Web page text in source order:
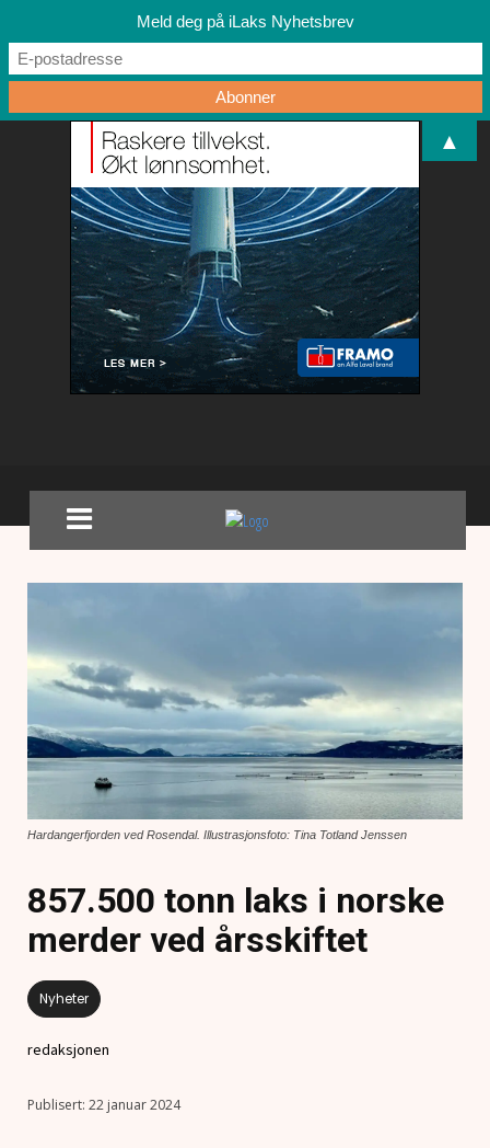
Hardangerfjorden ved Rosendal. Illustrasjonsfoto: Tina Totland Jenssen
857.500 tonn laks i norske
merder ved årsskiftet
Nyheter
redaksjonen
22 januar 2024
Meld deg på iLaks Nyhetsbrev
▲